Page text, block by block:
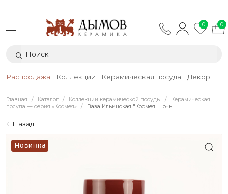
0 0
Распродажа Коллекции Керамическая посуда Декор
Главная Каталог Коллекции керамической посуды
Керамическая
посуда — серия «Космея»
Ваза Ильинская "Космея" ночь
Назад
Новинка